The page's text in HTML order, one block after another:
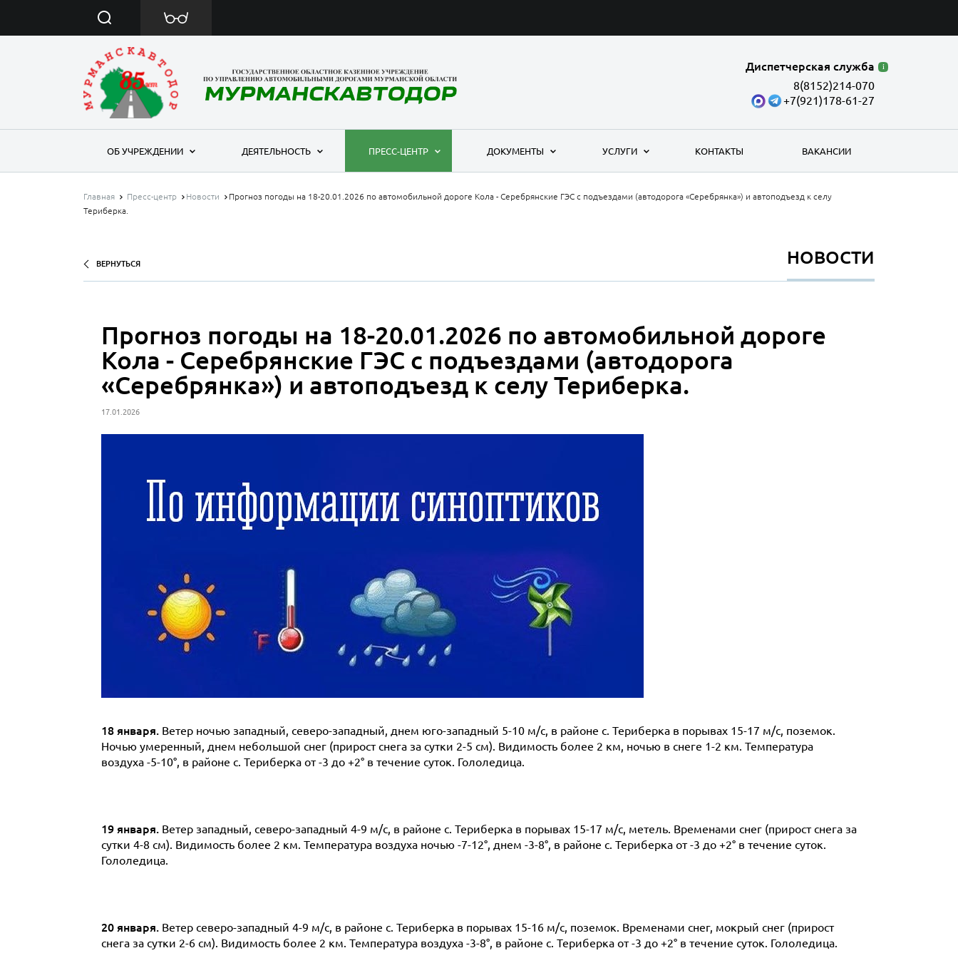
Диспетчерская служба
8(8152)214-070
+7(921)178-61-27
ОБ УЧРЕЖДЕНИИ ДЕЯТЕЛЬНОСТЬ ПРЕСС-ЦЕНТР ДОКУМЕНТЫ УСЛУГИ КОНТАКТЫ ВАКАНСИИ
Главная Пресс-центр Новости
Прогноз погоды на 18-20.01.2026 по автомобильной дороге Кола - Серебрянские ГЭС с подъездами (автодорога «Серебрянка») и автоподъезд к селу
Териберка.
ВЕРНУТЬСЯ НОВОСТИ
Прогноз погоды на 18-20.01.2026 по автомобильной дороге
Кола - Серебрянские ГЭС с подъездами (автодорога
«Серебрянка») и автоподъезд к селу Териберка.
17.01.2026
18 января. Ветер ночью западный, северо-западный, днем юго-западный 5-10 м/с, в районе с. Териберка в порывах 15-17 м/с, поземок.
Ночью умеренный, днем небольшой снег (прирост снега за сутки 2-5 см). Видимость более 2 км, ночью в снеге 1-2 км. Температура
воздуха -5-10°, в районе с. Териберка от -3 до +2° в течение суток. Гололедица.
19 января. Ветер западный, северо-западный 4-9 м/с, в районе с. Териберка в порывах 15-17 м/с, метель. Временами снег (прирост снега за
сутки 4-8 см). Видимость более 2 км. Температура воздуха ночью -7-12°, днем -3-8°, в районе с. Териберка от -3 до +2° в течение суток.
Гололедица.
20 января. Ветер северо-западный 4-9 м/с, в районе с. Териберка в порывах 15-16 м/с, поземок. Временами снег, мокрый снег (прирост
снега за сутки 2-6 см). Видимость более 2 км. Температура воздуха -3-8°, в районе с. Териберка от -3 до +2° в течение суток. Гололедица.